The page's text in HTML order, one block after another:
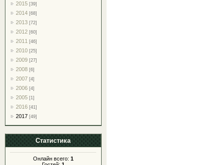
2015 [39]
2014 [68]
2013 [72]
2012 [60]
2011 [46]
2010 [25]
2009 [27]
2008 [6]
2007 [4]
2006 [4]
2005 [1]
2016 [41]
2017 [49]
Статистика
Онлайн всего: 1